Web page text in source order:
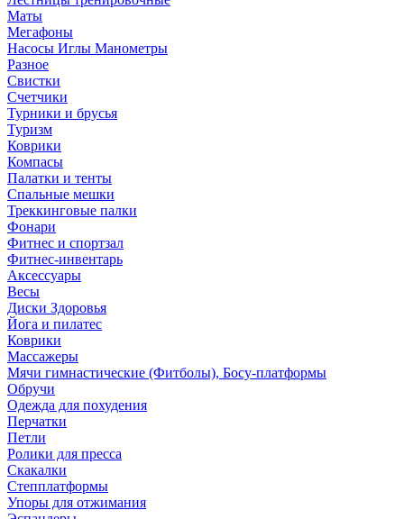
Маты
Мегафоны
Насосы Иглы Манометры
Разное
Свистки
Счетчики
Турники и брусья
Туризм
Коврики
Компасы
Палатки и тенты
Спальные мешки
Треккинговые палки
Фонари
Фитнес и спортзал
Фитнес-инвентарь
Аксессуары
Весы
Диски Здоровья
Йога и пилатес
Коврики
Массажеры
Мячи гимнастические (Фитболы), Босу-платформы
Обручи
Одежда для похудения
Перчатки
Петли
Ролики для пресса
Скакалки
Степплатформы
Упоры для отжимания